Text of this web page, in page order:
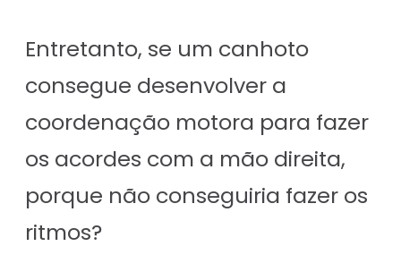
Entretanto, se um canhoto
consegue desenvolver a
coordenação motora para fazer
os acordes com a mão direita,
porque não conseguiria fazer os
ritmos?